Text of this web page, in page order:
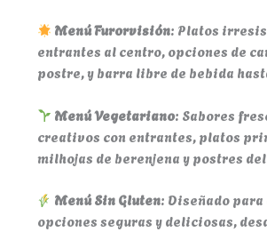
Menú Furorvisión: Platos
entrantes al centro, opciones de
postre, y barra libre de bebida
Menú Vegetariano: Sabores
creativos con entrantes, platos
milhojas de berenjena y postres
Menú Sin Gluten: Diseñado
opciones seguras y deliciosas,